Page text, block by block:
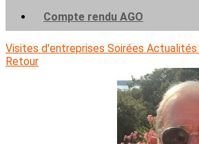
Compte rendu AGO
Visites d'entreprises Soirées Actualités
Retour